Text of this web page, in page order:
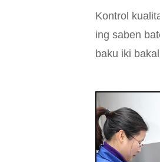
Kontrol
ing saben
baku iki